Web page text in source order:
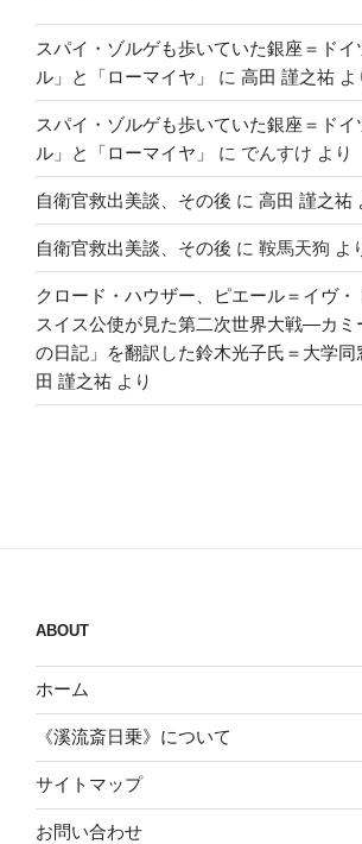
スパイ・ゾルゲも歩いていた銀座＝ドイ
ル」と「ローマイヤ」
に 高田 謹之祐 よ
スパイ・ゾルゲも歩いていた銀座＝ドイ
ル」と「ローマイヤ」
に でんすけ より
自衛官救出美談、その後 に 高田 謹之祐
自衛官救出美談、その後 に 鞍馬天狗 よ
クロード・ハウザー、ピエール＝イヴ・
スイス公使が見た第二次世界大戦―カミ
の日記」を翻訳した鈴木光子氏＝大学同
田 謹之祐 より
ABOUT
ホーム
《溪流斎日乗》について
サイトマップ
お問い合わせ